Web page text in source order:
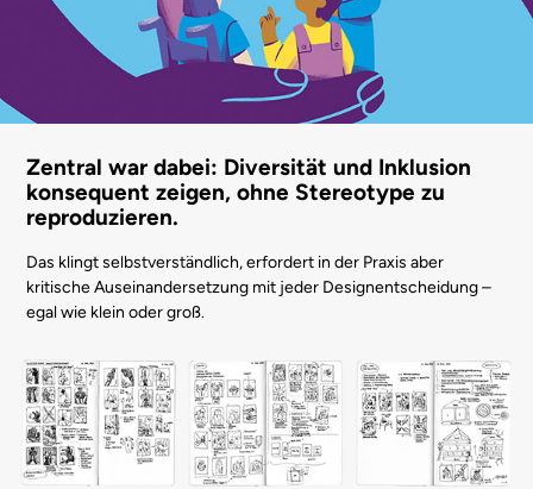
Zentral war dabei: Diversität und Inklusion
konsequent zeigen, ohne Stereotype zu
reproduzieren.
Das klingt selbstverständlich, erfordert in der Praxis aber
kritische Auseinandersetzung mit jeder Designentscheidung –
egal wie klein oder groß.